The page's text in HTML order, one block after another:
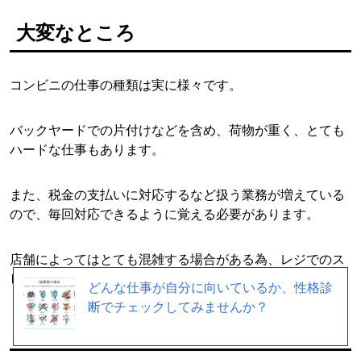
大変なところ
コンビニの仕事の種類は実に様々です。
バックヤードでの片付けなどを含め、荷物が重く、とても
ハードな仕事もあります。
また、税金の支払いに対応するなど扱う業務が増えている
ので、毎回対応できるように覚える必要があります。
店舗によってはとても混雑する場合がある為、レジでのス
ピーディーな対応が求められます。
やってみて、身についたスキルは？
どんな仕事が自分に向いているか、性格診
断でチェックしてみませんか？